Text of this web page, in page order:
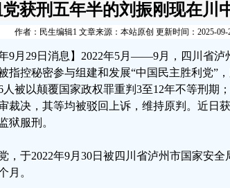
党获刑五年半的刘振刚现在川
作者：民生编辑1 文章来源：本站原创 更新时间：2025-09-
年9月29日消息】2022年5月——9月，四川省
指控秘密参与组建和发展“中国民主胜利党”
被以颠覆国家政权罪重判3至12年不等刑期
裁决，其等均被驳回上诉，维持原判。近日
狱服刑。
，于2022年9月30日被四川省泸州市国家安
月。